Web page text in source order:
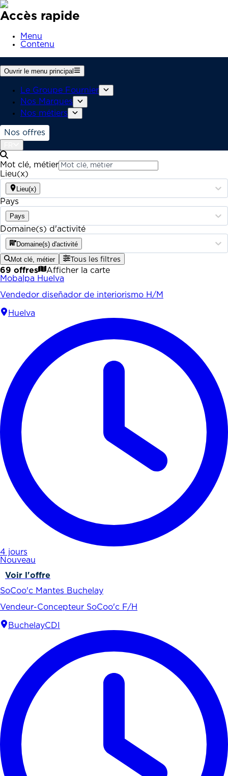
Accès rapide
Menu
Contenu
Ouvrir le menu principal
Le Groupe Fournier
Nos Marques
Nos métiers
Nos offres
Mot clé, métier
Lieu(x)
Lieu(x)
Pays
Pays
Domaine(s) d'activité
Domaine(s) d'activité
Mot clé, métier Tous les filtres
69 offres
Afficher la carte
Mobalpa Huelva
Vendedor diseñador de interiorismo H/M
Huelva
4 jours
Nouveau
Voir l'offre
SoCoo'c Mantes Buchelay
Vendeur-Concepteur SoCoo'c F/H
BuchelayCDI